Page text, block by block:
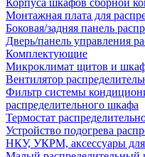
Корпуса шкафов сборной
Монтажная плата для
Боковая/задняя панель
Дверь/панель управления
Комплектующие
Микроклимат щитов и
Вентилятор
Фильтр системы
распределительного шкафа
Термостат
Устройство подогрева
НКУ, УКРМ, аксессуары